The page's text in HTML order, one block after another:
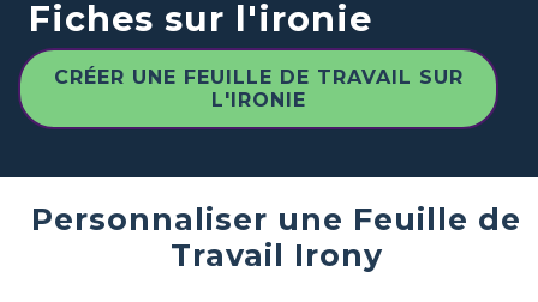
Fiches sur l'ironie
CRÉER UNE FEUILLE DE TRAVAIL SUR
L'IRONIE
Personnaliser une Feuille de
Travail Irony